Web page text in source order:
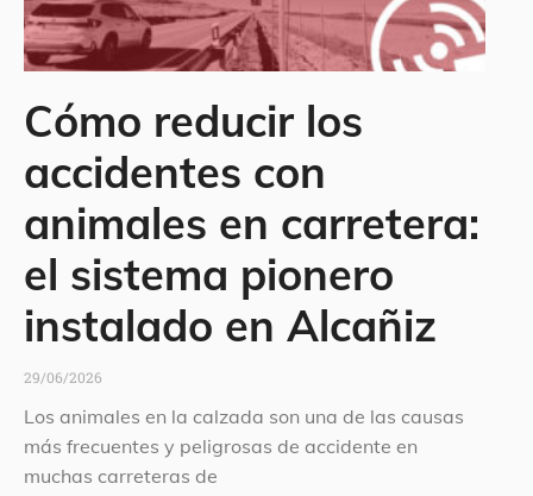
Cómo reducir los
accidentes con
animales en carretera:
el sistema pionero
instalado en Alcañiz
29/06/2026
Los animales en la calzada son una de las causas
más frecuentes y peligrosas de accidente en
muchas carreteras de